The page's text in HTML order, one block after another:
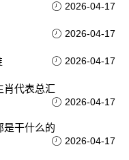
2026-04-17
2026-04-17
2026-04-17
肖代表总汇
2026-04-17
是干什么的
2026-04-17